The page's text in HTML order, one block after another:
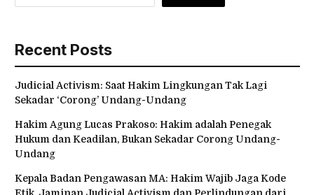
Recent Posts
Judicial Activism: Saat Hakim Lingkungan Tak Lagi
Sekadar ‘Corong’ Undang-Undang
Hakim Agung Lucas Prakoso: Hakim adalah Penegak
Hukum dan Keadilan, Bukan Sekadar Corong Undang-
Undang
Kepala Badan Pengawasan MA: Hakim Wajib Jaga Kode